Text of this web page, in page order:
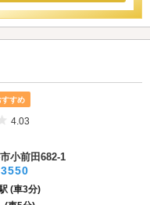
すすめ
5つ星のうち4
4.03
小前田682-1
(車3分)